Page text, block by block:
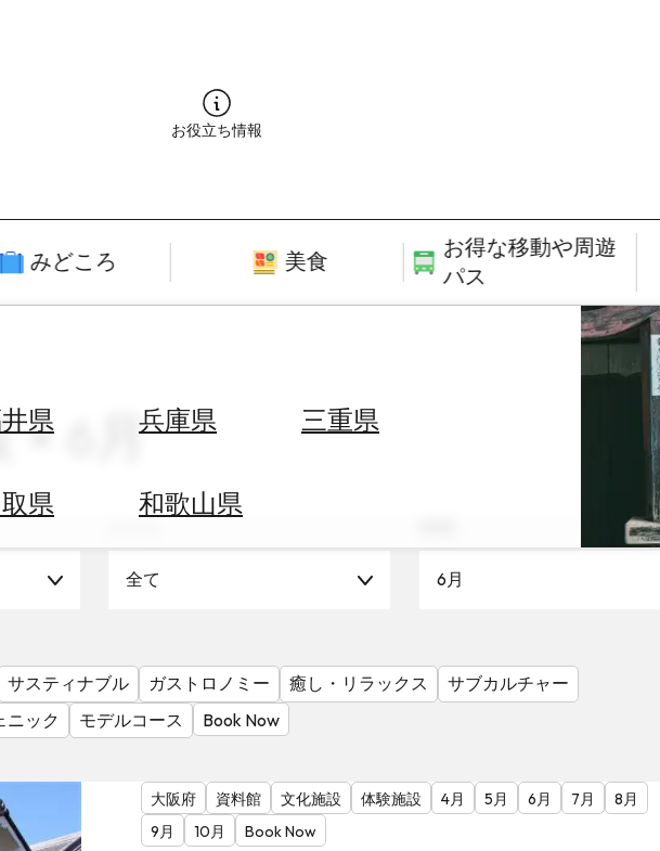
お役立ち情報
みどころ 美食
お得な移動や周遊
パス
県 兵庫県 三重県
県 和歌山県
× 6月
全て 6月
サスティナブル ガストロノミー 癒し・リラックス
サブカルチャー
ニック モデルコース Book Now
大阪府 資料館 文化施設 体験施設 4月 5月 6月 7月
8月
9月
10月 Book Now